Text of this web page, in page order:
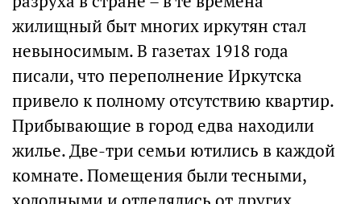
жилищный быт многих иркутян стал
невыносимым. В газетах 1918 года
писали, что переполнение Иркутска
привело к полному отсутствию квартир.
Прибывающие в город едва находили
жилье. Две-три семьи ютились в каждой
комнате. Помещения были тесными,